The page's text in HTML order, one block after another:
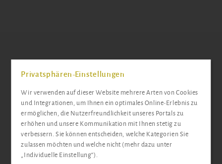
Aufnahmeantrag
Privatsphären-Einstellungen
Wir verwenden auf dieser Website mehrere Arten von Cookies
und Integrationen, um Ihnen ein optimales Online-Erlebnis zu
ermöglichen, die Nutzerfreundlichkeit unseres Portals zu
erhöhen und unsere Kommunikation mit Ihnen stetig zu
verbessern. Sie können entscheiden, welche Kategorien Sie
zulassen möchten und welche nicht (mehr dazu unter
„Individuelle Einstellung“).